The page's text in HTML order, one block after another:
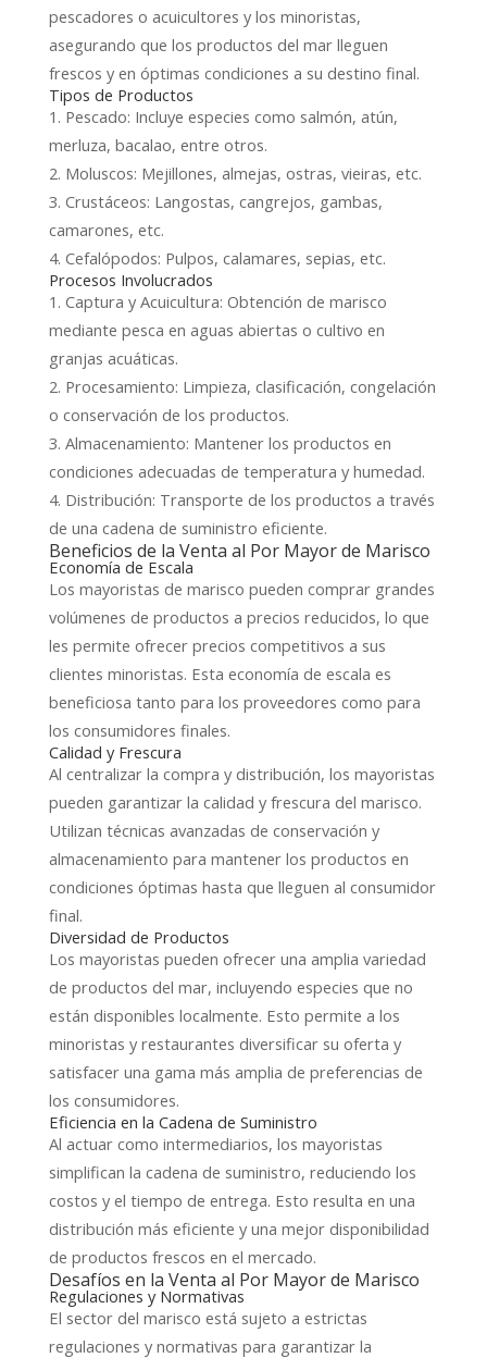
pescadores o acuicultores y los minoristas,
asegurando que los productos del mar lleguen
frescos y en óptimas condiciones a su destino final.
Tipos de Productos
1. Pescado: Incluye especies como salmón, atún,
merluza, bacalao, entre otros.
2. Moluscos: Mejillones, almejas, ostras, vieiras, etc.
3. Crustáceos: Langostas, cangrejos, gambas,
camarones, etc.
4. Cefalópodos: Pulpos, calamares, sepias, etc.
Procesos Involucrados
1. Captura y Acuicultura: Obtención de marisco
mediante pesca en aguas abiertas o cultivo en
granjas acuáticas.
2. Procesamiento: Limpieza, clasificación, congelación
o conservación de los productos.
3. Almacenamiento: Mantener los productos en
condiciones adecuadas de temperatura y humedad.
4. Distribución: Transporte de los productos a través
de una cadena de suministro eficiente.
Beneficios de la Venta al Por Mayor de Marisco
Economía de Escala
Los mayoristas de marisco pueden comprar grandes
volúmenes de productos a precios reducidos, lo que
les permite ofrecer precios competitivos a sus
clientes minoristas. Esta economía de escala es
beneficiosa tanto para los proveedores como para
los consumidores finales.
Calidad y Frescura
Al centralizar la compra y distribución, los mayoristas
pueden garantizar la calidad y frescura del marisco.
Utilizan técnicas avanzadas de conservación y
almacenamiento para mantener los productos en
condiciones óptimas hasta que lleguen al consumidor
final.
Diversidad de Productos
Los mayoristas pueden ofrecer una amplia variedad
de productos del mar, incluyendo especies que no
están disponibles localmente. Esto permite a los
minoristas y restaurantes diversificar su oferta y
satisfacer una gama más amplia de preferencias de
los consumidores.
Eficiencia en la Cadena de Suministro
Al actuar como intermediarios, los mayoristas
simplifican la cadena de suministro, reduciendo los
costos y el tiempo de entrega. Esto resulta en una
distribución más eficiente y una mejor disponibilidad
de productos frescos en el mercado.
Desafíos en la Venta al Por Mayor de Marisco
Regulaciones y Normativas
El sector del marisco está sujeto a estrictas
regulaciones y normativas para garantizar la